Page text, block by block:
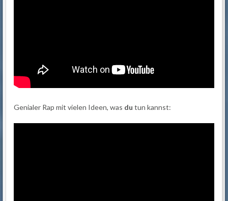
Genialer Rap mit vielen Ideen, was du tun kannst: